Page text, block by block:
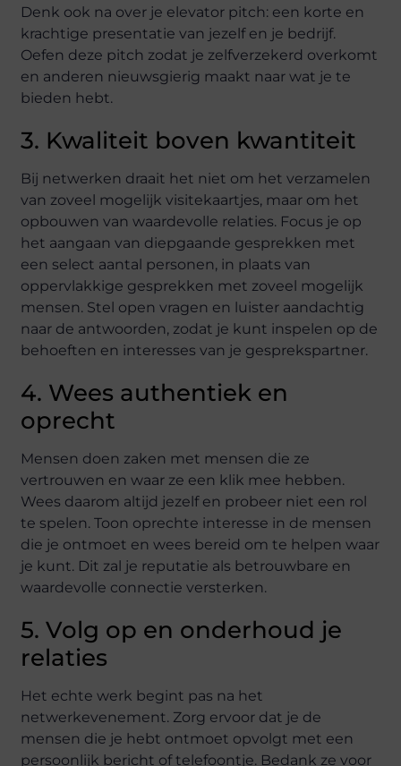
Denk ook na over je elevator pitch: een korte en
krachtige presentatie van jezelf en je bedrijf.
Oefen deze pitch zodat je zelfverzekerd overkomt
en anderen nieuwsgierig maakt naar wat je te
bieden hebt.
3. Kwaliteit boven kwantiteit
Bij netwerken draait het niet om het verzamelen
van zoveel mogelijk visitekaartjes, maar om het
opbouwen van waardevolle relaties. Focus je op
het aangaan van diepgaande gesprekken met
een select aantal personen, in plaats van
oppervlakkige gesprekken met zoveel mogelijk
mensen. Stel open vragen en luister aandachtig
naar de antwoorden, zodat je kunt inspelen op de
behoeften en interesses van je gesprekspartner.
4. Wees authentiek en
oprecht
Mensen doen zaken met mensen die ze
vertrouwen en waar ze een klik mee hebben.
Wees daarom altijd jezelf en probeer niet een rol
te spelen. Toon oprechte interesse in de mensen
die je ontmoet en wees bereid om te helpen waar
je kunt. Dit zal je reputatie als betrouwbare en
waardevolle connectie versterken.
5. Volg op en onderhoud je
relaties
Het echte werk begint pas na het
netwerkevenement. Zorg ervoor dat je de
mensen die je hebt ontmoet opvolgt met een
persoonlijk bericht of telefoontje. Bedank ze voor